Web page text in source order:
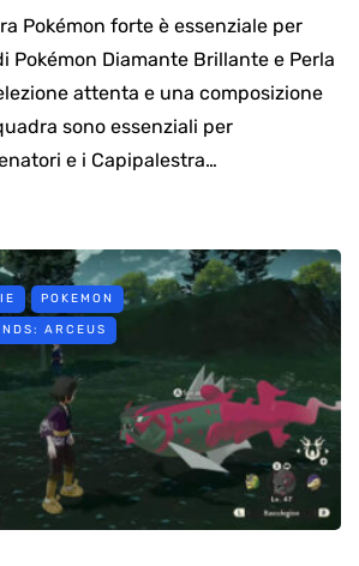
Pokémon forte è essenziale per
Pokémon Diamante Brillante e Perla
attenta e una composizione
sono essenziali per
e i Capipalestra…
POKEMON
ARCEUS